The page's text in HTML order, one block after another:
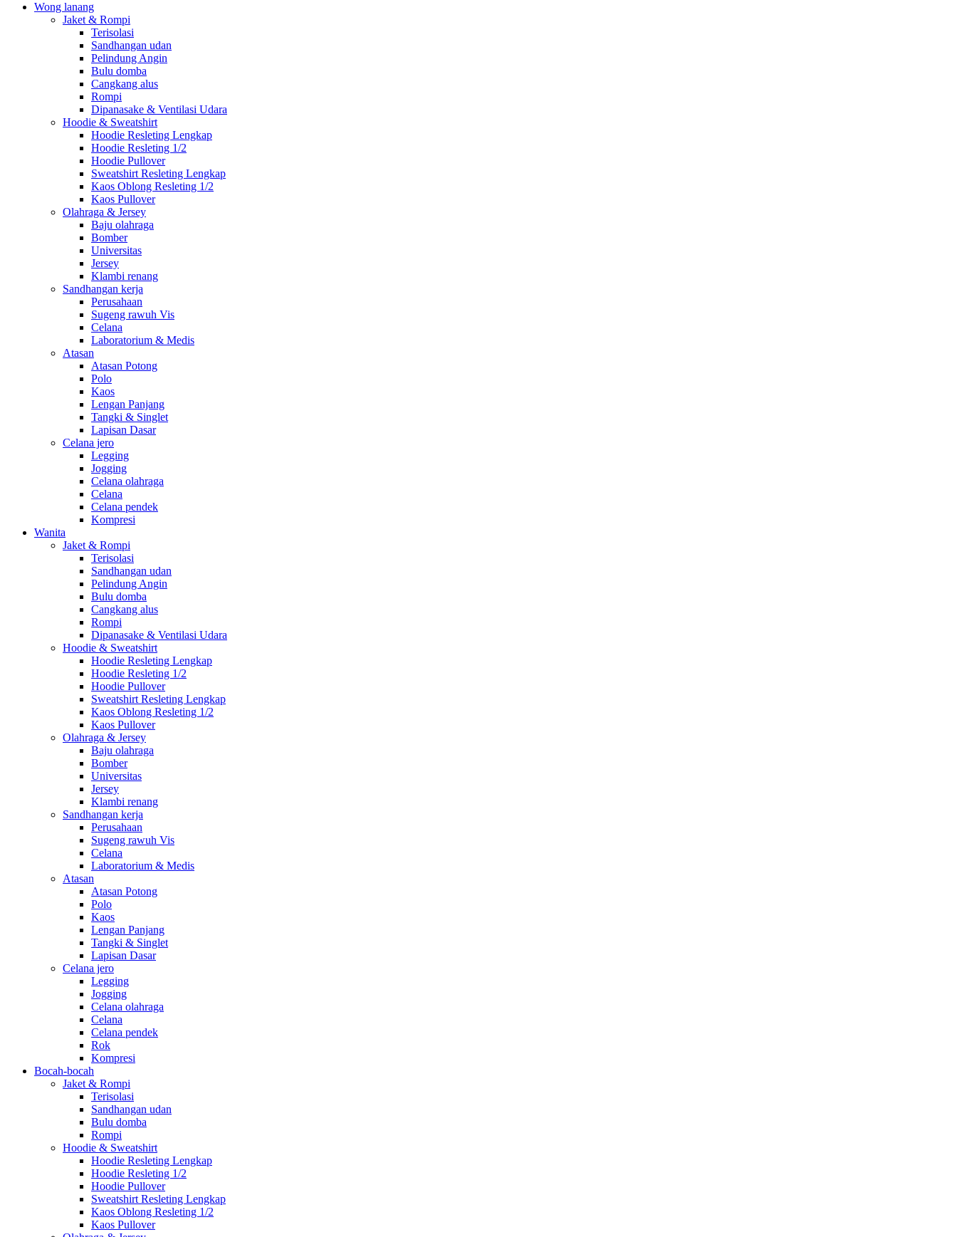
Wong lanang
Jaket & Rompi
Terisolasi
Sandhangan udan
Pelindung Angin
Bulu domba
Cangkang alus
Rompi
Dipanasake & Ventilasi Udara
Hoodie & Sweatshirt
Hoodie Resleting Lengkap
Hoodie Resleting 1/2
Hoodie Pullover
Sweatshirt Resleting Lengkap
Kaos Oblong Resleting 1/2
Kaos Pullover
Olahraga & Jersey
Baju olahraga
Bomber
Universitas
Jersey
Klambi renang
Sandhangan kerja
Perusahaan
Sugeng rawuh Vis
Celana
Laboratorium & Medis
Atasan
Atasan Potong
Polo
Kaos
Lengan Panjang
Tangki & Singlet
Lapisan Dasar
Celana jero
Legging
Jogging
Celana olahraga
Celana
Celana pendek
Kompresi
Wanita
Jaket & Rompi
Terisolasi
Sandhangan udan
Pelindung Angin
Bulu domba
Cangkang alus
Rompi
Dipanasake & Ventilasi Udara
Hoodie & Sweatshirt
Hoodie Resleting Lengkap
Hoodie Resleting 1/2
Hoodie Pullover
Sweatshirt Resleting Lengkap
Kaos Oblong Resleting 1/2
Kaos Pullover
Olahraga & Jersey
Baju olahraga
Bomber
Universitas
Jersey
Klambi renang
Sandhangan kerja
Perusahaan
Sugeng rawuh Vis
Celana
Laboratorium & Medis
Atasan
Atasan Potong
Polo
Kaos
Lengan Panjang
Tangki & Singlet
Lapisan Dasar
Celana jero
Legging
Jogging
Celana olahraga
Celana
Celana pendek
Rok
Kompresi
Bocah-bocah
Jaket & Rompi
Terisolasi
Sandhangan udan
Bulu domba
Rompi
Hoodie & Sweatshirt
Hoodie Resleting Lengkap
Hoodie Resleting 1/2
Hoodie Pullover
Sweatshirt Resleting Lengkap
Kaos Oblong Resleting 1/2
Kaos Pullover